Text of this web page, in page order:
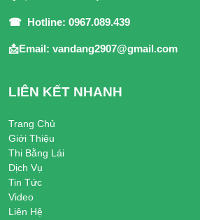
☎ Hotline: 0967.089.439
📩Email: vandang2907@gmail.com
LIÊN KẾT NHANH
Trang Chủ
Giới Thiệu
Thi Bằng Lái
Dịch Vụ
Tin Tức
Video
Liên Hệ